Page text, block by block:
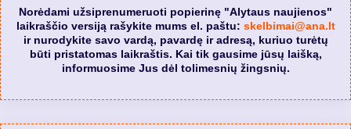
Norėdami užsiprenumeruoti popierinę "Alytaus naujienos"
laikraščio versiją rašykite mums el. paštu: skelbimai@ana.lt
ir nurodykite savo vardą, pavardę ir adresą, kuriuo turėtų
būti pristatomas laikraštis. Kai tik gausime jūsų laišką,
informuosime Jus dėl tolimesnių žingsnių.